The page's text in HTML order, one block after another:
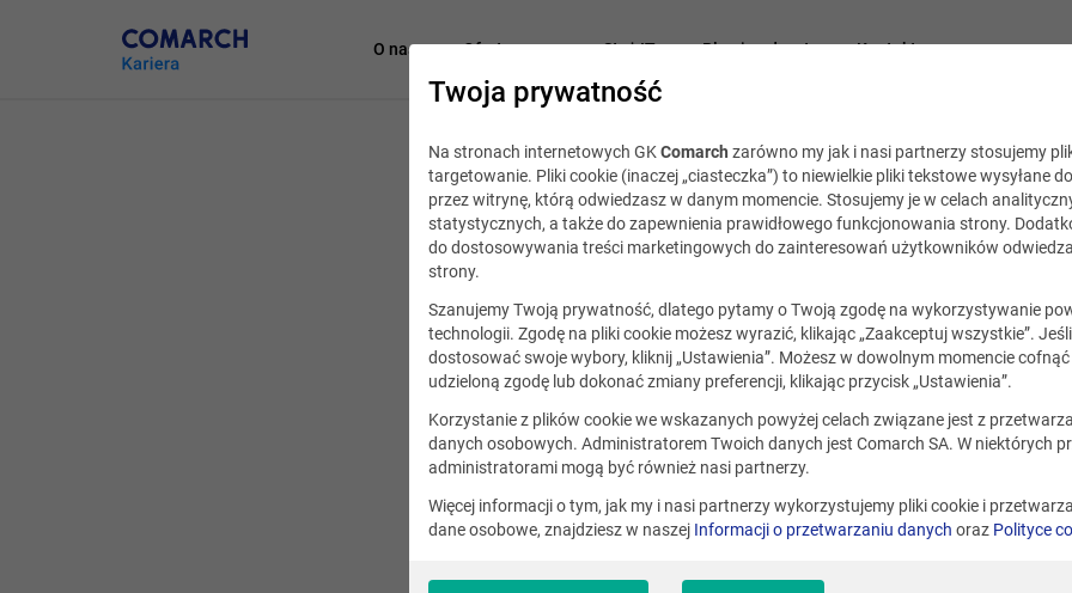
O nas Oferty pracy Staż IT Blog i podcast Kontakt
Podcasts Comarch Careers 19 października 2021
Comarch Careers: Inżynier
w sektorze publicznym
W nowym podcaście Jakub
opowie o specyfice pracy,
zespole, jakie są codzienne
jakie technologie i umiejętności
Twoja prywatność
Na stronach internetowych GKComarch zarówno my jak i nasi partnerzy stosujemy
targetowanie. Pliki cookie (inaczej „ciasteczka”) to niewielkie pliki tekstowe wysyłane
przez witrynę, którą odwiedzasz w danym momencie. Stosujemy je w celach
statystycznych, a także do zapewnienia prawidłowego funkcjonowania strony.
do dostosowywania treści marketingowych do zainteresowań użytkowników
strony.
Szanujemy Twoją prywatność, dlatego pytamy o Twoją zgodę na wykorzystywanie
technologii. Zgodę na pliki cookie możesz wyrazić, klikając „Zaakceptuj wszystkie”.
dostosować swoje wybory, kliknij „Ustawienia”. Możesz w dowolnym momencie
udzieloną zgodę lub dokonać zmiany preferencji, klikając przycisk „Ustawienia”.
Korzystanie z plików cookie we wskazanych powyżej celach związane jest z
danych osobowych. Administratorem Twoich danych jest Comarch SA. W niektórych
administratorami mogą być również nasi partnerzy.
Więcej informacji o tym, jak my i nasi partnerzy wykorzystujemy pliki cookie i
dane osobowe, znajdziesz w naszej Informacji o przetwarzaniu danych oraz Polityce